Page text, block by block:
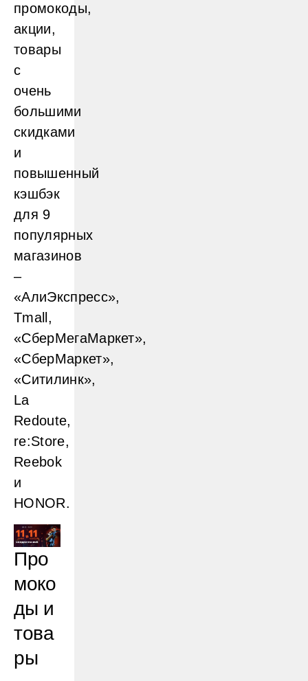
промокоды,
акции,
товары
с
очень
большими
скидками
и
повышенный
кэшбэк
для 9
популярных
магазинов
–
«АлиЭкспресс»,
Tmall,
«СберМегаМаркет»,
«СберМаркет»,
«Ситилинк»,
La
Redoute,
re:Store,
Reebok
и
HONOR.
Про
моко
ды и
това
ры